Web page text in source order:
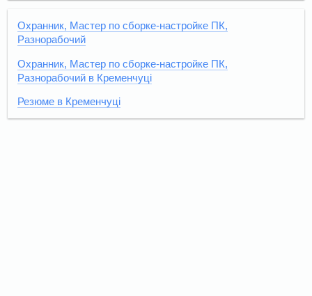
Охранник, Мастер по сборке-настройке ПК,
Разнорабочий
Охранник, Мастер по сборке-настройке ПК,
Разнорабочий в Кременчуці
Резюме в Кременчуці